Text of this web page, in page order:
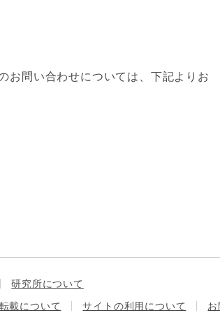
お問い合わせについては、下記よりお
研究所について
載について サイトの利用について